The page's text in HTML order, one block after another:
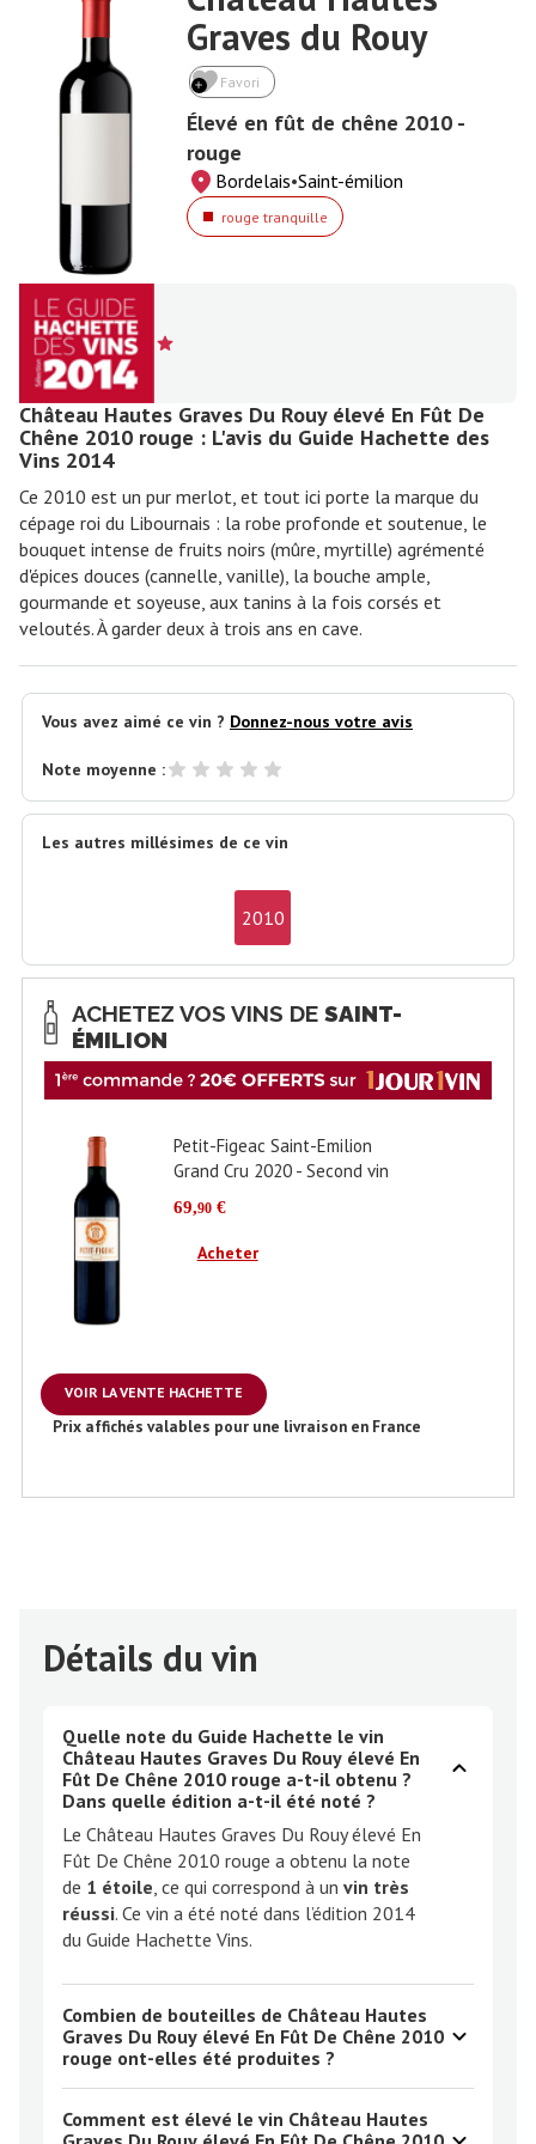
Graves du Rouy
Favori
Élevé en fût de chêne 2010 -
rouge
Bordelais•Saint-émilion
rouge tranquille
Château Hautes Graves Du Rouy élevé En Fût De
Chêne 2010 rouge : L'avis du Guide Hachette des
Vins 2014
Ce 2010 est un pur merlot, et tout ici porte la marque du
cépage roi du Libournais : la robe profonde et soutenue, le
bouquet intense de fruits noirs (mûre, myrtille) agrémenté
d'épices douces (cannelle, vanille), la bouche ample,
gourmande et soyeuse, aux tanins à la fois corsés et
veloutés. À garder deux à trois ans en cave.
Vous avez aimé ce vin ? Donnez-nous votre avis
Note moyenne :
Les autres millésimes de ce vin
2010
ACHETEZ VOS VINS DE SAINT-
ÉMILION
Château Laroze Saint-Emilion
2020 - Grand Cru Classé
26,90€
Acheter
Prix affichés valables pour une livraison en France
VOIR LA VENTE HACHETTE
Détails du vin
Quelle note du Guide Hachette le vin
Château Hautes Graves Du Rouy élevé En
Fût De Chêne 2010 rouge a-t-il obtenu ?
Dans quelle édition a-t-il été noté ?
Le Château Hautes Graves Du Rouy élevé En
Fût De Chêne 2010 rouge a obtenu la note
de 1 étoile , ce qui correspond à un vin très
réussi. Ce vin a été noté dans l’édition 2014
du Guide Hachette Vins.
Combien de bouteilles de Château Hautes
Graves Du Rouy élevé En Fût De Chêne 2010
rouge ont-elles été produites ?
Comment est élevé le vin Château Hautes